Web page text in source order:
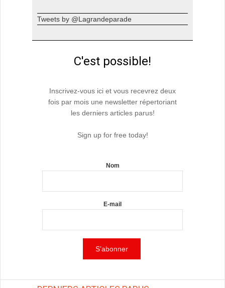
Tweets by @Lagrandeparade
C'est possible!
Inscrivez-vous ici et vous recevrez deux
fois par mois une newsletter répertoriant
les derniers articles parus!
Sign up for free today!
Nom
E-mail